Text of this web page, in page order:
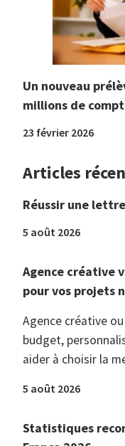
Un nouveau
millions de
23 février 2026
Articles
Réussir une
5 août 2026
Agence créative
pour vos projets
Agence créative
budget,
aider à choisir la
5 août 2026
Statistiques